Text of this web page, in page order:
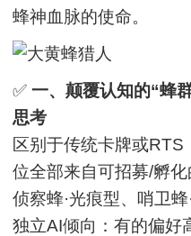
蜂神血脉的使命。
✅一、颠覆认知的“蜂
思考
区别于传统卡牌或RTS
位全部来自可招募/孵化
侦察蜂·光痕型、哨卫
独立AI倾向：有的偏好